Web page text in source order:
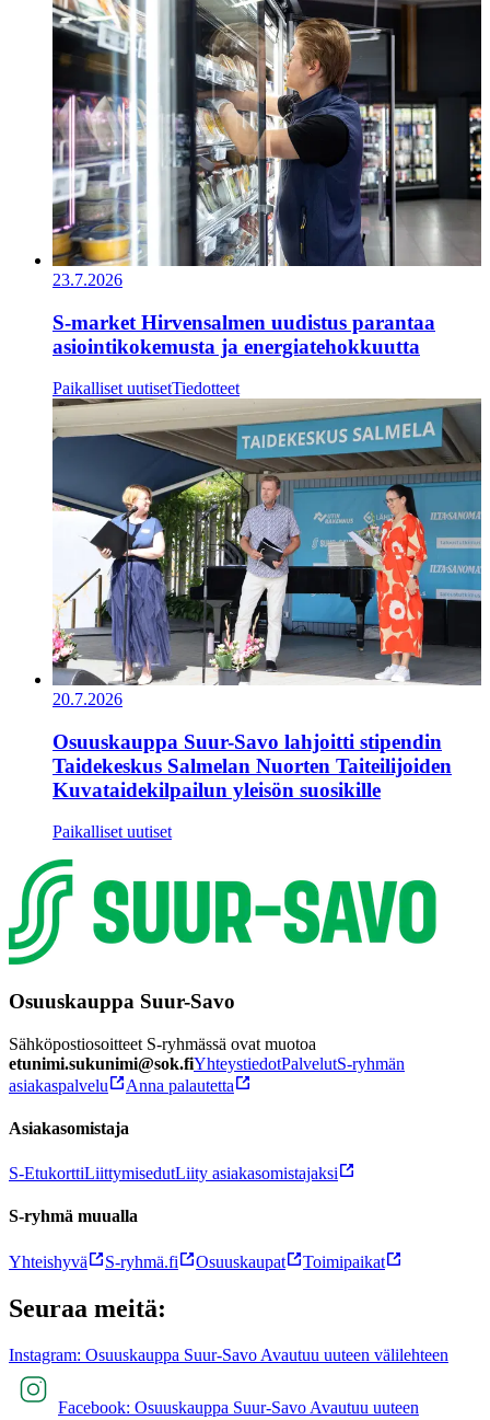
23.7.2026
S-market Hirvensalmen uudistus parantaa
asiointikokemusta ja energiatehokkuutta
Paikalliset uutisetTiedotteet
20.7.2026
Osuuskauppa Suur-Savo lahjoitti stipendin
Taidekeskus Salmelan Nuorten Taiteilijoiden
Kuvataidekilpailun yleisön suosikille
Paikalliset uutiset
Osuuskauppa Suur-Savo
Sähköpostiosoitteet S-ryhmässä ovat muotoa
etunimi.sukunimi@sok.fiYhteystiedotPalvelutS-ryhmän
asiakaspalvelu
Anna palautetta
Asiakasomistaja
S-EtukorttiLiittymisedutLiity asiakasomistajaksi
S-ryhmä muualla
Yhteishyvä S-ryhmä.fi Osuuskaupat Toimipaikat
Seuraa meitä:
Instagram: Osuuskauppa Suur-Savo Avautuu uuteen välilehteen
Facebook: Osuuskauppa Suur-Savo Avautuu uuteen